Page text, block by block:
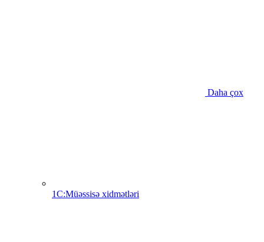
Daha çox
1C:Müəssisə xidmətləri